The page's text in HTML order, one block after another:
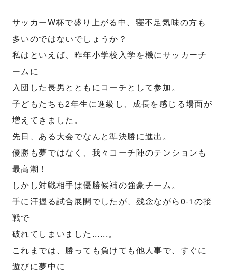
サッカーW杯で盛り上がる中、寝不足気味の方も
多いのではないでしょうか？
私はといえば、昨年小学校入学を機にサッカーチ
ームに
入団した長男とともにコーチとして参加。
子どもたちも2年生に進級し、成長を感じる場面が
増えてきました。
先日、ある大会でなんと準決勝に進出。
優勝も夢ではなく、我々コーチ陣のテンションも
最高潮！
しかし対戦相手は優勝候補の強豪チーム。
手に汗握る試合展開でしたが、残念ながら0-1の接
戦で
破れてしまいました......。
これまでは、勝っても負けても他人事で、すぐに
遊びに夢中に